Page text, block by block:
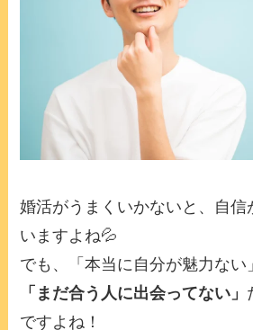
婚活がうまくいかないと、自信
いますよね💦
でも、「本当に自分が魅力ない
「まだ合う人に出会ってない」
ですよね！